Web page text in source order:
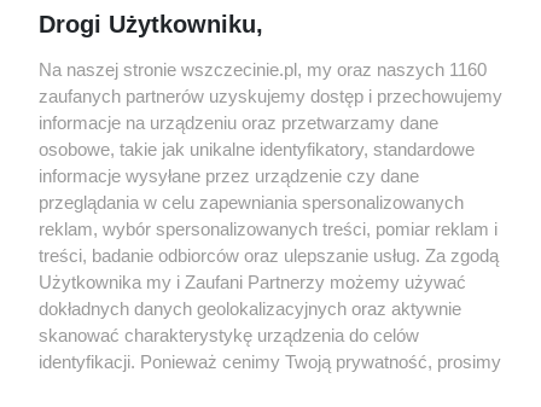
Jarmarki, festyny, pchle
targi
Wernisaże
Więcej
Specjalny koncert z okazji
20. urodzin portalu
wSzczecinie.pl
Regulamin konkursów
śniadaniówka "Hej
Szczecin! Jest piątek!"
Partnerzy
Praca Szczecin
Drogi Użytkowniku,
Na naszej stronie wszczecinie.pl, my oraz naszych 1160
zaufanych partnerów uzyskujemy dostęp i przechowujemy
informacje na urządzeniu oraz przetwarzamy dane
osobowe, takie jak unikalne identyfikatory, standardowe
informacje wysyłane przez urządzenie czy dane
przeglądania w celu zapewniania spersonalizowanych
reklam, wybór spersonalizowanych treści, pomiar reklam i
treści, badanie odbiorców oraz ulepszanie usług. Za zgodą
Użytkownika my i Zaufani Partnerzy możemy używać
dokładnych danych geolokalizacyjnych oraz aktywnie
skanować charakterystykę urządzenia do celów
identyfikacji. Ponieważ cenimy Twoją prywatność, prosimy